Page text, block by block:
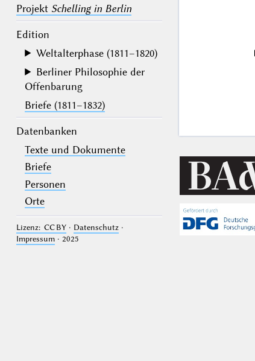
Projekt Schelling in Berlin
Edition
Weltalterphase (1811–1820)
Berliner Philosophie der
Offenbarung
Briefe (1811–1832)
Datenbanken
Texte und Dokumente
Briefe
Personen
Orte
Lizenz: CC BY· Datenschutz·
Impressum· 2025